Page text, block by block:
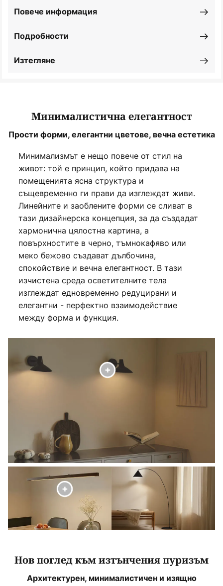
Подробности
Повече информация
Изтегляне
Минималистична елегантност
Прости форми, елегантни цветове, вечна естетика
Минимализмът е нещо повече от стил на
живот: той е принцип, който придава на
помещенията ясна структура и
същевременно ги прави да изглеждат живи.
Линейните и заоблените форми се сливат в
тази дизайнерска концепция, за да създадат
хармонична цялостна картина, а
повърхностите в черно, тъмнокафяво или
меко бежово създават дълбочина,
спокойствие и вечна елегантност. В тази
изчистена среда осветителните тела
изглеждат едновременно редуцирани и
елегантни - перфектно взаимодействие
между форма и функция.
Нов поглед към изтънчения пуризъм
Архитектурен, минималистичен и изящно